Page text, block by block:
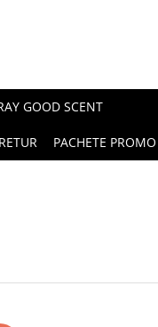
GOOD SCENT
PACHETE PROMO